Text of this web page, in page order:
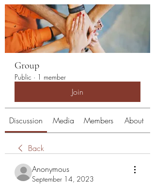
Group
Public · 1 member
Join
Discussion Media Members About
Back
Anonymous
September 14, 2023